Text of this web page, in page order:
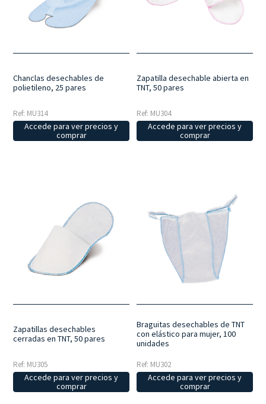
Chanclas desechables de
polietileno, 25 pares
Ref: MU314
Accede para ver precios y
comprar
Zapatilla desechable abierta en
TNT, 50 pares
Ref: MU304
Accede para ver precios y
comprar
Zapatillas desechables
cerradas en TNT, 50 pares
Ref: MU305
Accede para ver precios y
comprar
Braguitas desechables de TNT
con elástico para mujer, 100
unidades
Ref: MU302
Accede para ver precios y
comprar